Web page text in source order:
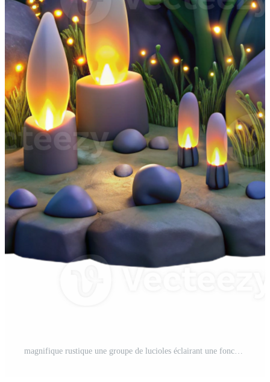
magnifique rustique une groupe de lucioles éclairant une foncé fo professionnel PNG Pro